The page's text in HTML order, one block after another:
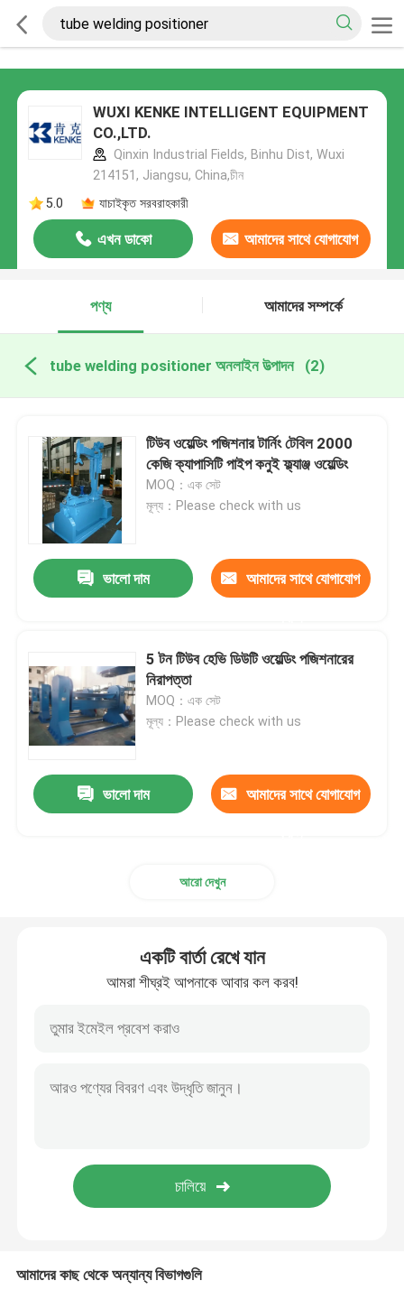
WUXI KENKE INTELLIGENT EQUIPMENT
CO.,LTD.
Qinxin Industrial Fields, Binhu Dist, Wuxi
214151, Jiangsu, China,চীন
5.0
যাচাইকৃত সরবরাহকারী
এখন ডাকো আমাদের সাথে যোগাযোগ
পণ্য
আমাদের সম্পর্কে
tube welding positioner অনলাইন উত্পাদন (2)
টিউব ওয়েল্ডিং পজিশনার টার্নিং টেবিল 2000
কেজি ক্যাপাসিটি পাইপ কনুই ফ্ল্যাঞ্জ ওয়েল্ডিং
MOQ：এক সেট
মূল্য：Please check with us
ভালো দাম আমাদের সাথে যোগাযোগ
5 টন টিউব হেভি ডিউটি ​​ওয়েল্ডিং পজিশনারের
নিরাপত্তা
MOQ：এক সেট
মূল্য：Please check with us
ভালো দাম আমাদের সাথে যোগাযোগ
আরো দেখুন
একটি বার্তা রেখে যান
আমরা শীঘ্রই আপনাকে আবার কল করব!
আমাদের কাছ থেকে অন্যান্য বিভাগগুলি